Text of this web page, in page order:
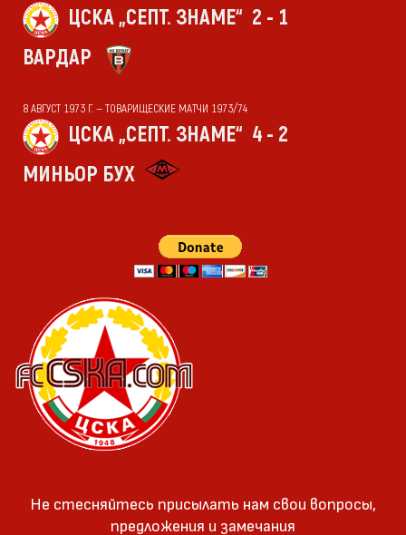
ЦСКА „СЕПТ. ЗНАМЕ“ 2 - 1
ВАРДАР
8 АВГУСТ 1973 Г. — ТОВАРИЩЕСКИЕ МАТЧИ 1973/74
ЦСКА „СЕПТ. ЗНАМЕ“ 4 - 2
МИНЬОР БУХ
Не стесняйтесь присылать нам свои вопросы,
предложения и замечания